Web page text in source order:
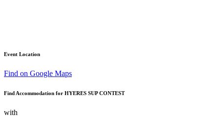
Event Location
Find on Google Maps
Find Accommodation for HYERES SUP CONTEST
with